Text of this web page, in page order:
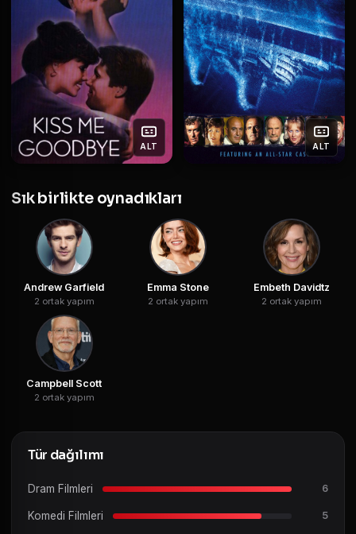
ALT ALT
Sık birlikte oynadıkları
Andrew Garfield
2 ortak yapım
Emma Stone
2 ortak yapım
Embeth Davidtz
2 ortak yapım
Campbell Scott
2 ortak yapım
Tür dağılımı
Dram Filmleri 6
Komedi Filmleri 5